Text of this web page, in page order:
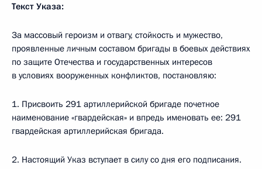
Текст Указа:
За массовый героизм и отвагу, стойкость и мужество,
проявленные личным составом бригады в боевых действиях
по защите Отечества и государственных интересов
в условиях вооруженных конфликтов, постановляю:
1. Присвоить 291 артиллерийской бригаде почетное
наименование «гвардейская» и впредь именовать ее: 291
гвардейская артиллерийская бригада.
2. Настоящий Указ вступает в силу со дня его подписания.